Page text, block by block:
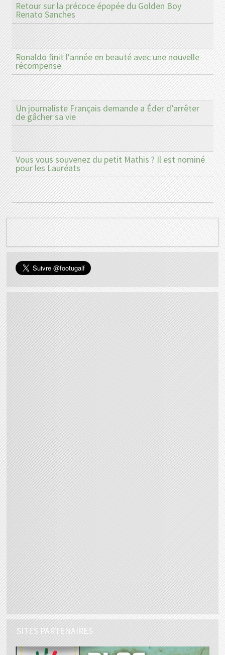
Retour sur la précoce épopée du Golden Boy
Renato Sanches
Ronaldo finit l'année en beauté avec une nouvelle
récompense
Un journaliste Français demande a Éder d’arrêter
de gâcher sa vie
Vous vous souvenez du petit Mathis ? Il est nominé
pour les Lauréats
SITES PARTENAIRES